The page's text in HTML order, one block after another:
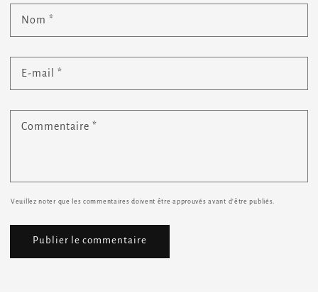
Nom *
E-mail *
Commentaire *
Veuillez noter que les commentaires doivent être approuvés avant d'être publiés.